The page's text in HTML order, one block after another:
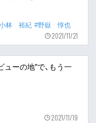
林 裕紀 #野嶽 惇也
2021/11/21
ーの地”で、もう一
2021/11/19